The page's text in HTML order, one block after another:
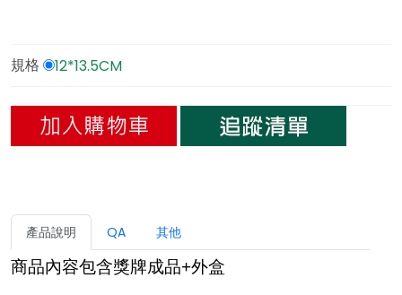
規格 12*13.5CM
產品說明 QA 其他
商品內容包含獎牌成品+外盒